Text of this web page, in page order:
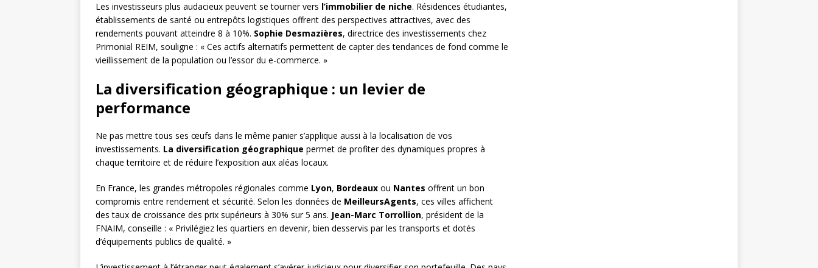
Les investisseurs plus audacieux peuvent se tourner vers l’immobilier de niche. Résidences étudiantes,
établissements de santé ou entrepôts logistiques offrent des perspectives attractives, avec des
rendements pouvant atteindre 8 à 10%. Sophie Desmazières, directrice des investissements chez
Primonial REIM, souligne : « Ces actifs alternatifs permettent de capter des tendances de fond comme le
vieillissement de la population ou l’essor du e-commerce. »
La diversification géographique : un levier de
performance
Ne pas mettre tous ses œufs dans le même panier s’applique aussi à la localisation de vos
investissements. La diversification géographique permet de profiter des dynamiques propres à
chaque territoire et de réduire l’exposition aux aléas locaux.
En France, les grandes métropoles régionales comme Lyon, Bordeaux ou Nantes offrent un bon
compromis entre rendement et sécurité. Selon les données de MeilleursAgents, ces villes affichent
des taux de croissance des prix supérieurs à 30% sur 5 ans. Jean-Marc Torrollion, président de la
FNAIM, conseille : « Privilégiez les quartiers en devenir, bien desservis par les transports et dotés
d’équipements publics de qualité. »